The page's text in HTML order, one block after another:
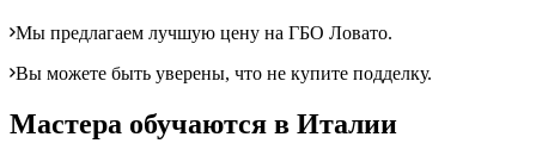
Мы предлагаем лучшую цену на ГБО Ловато.
Вы можете быть уверены, что не купите подделку.
Мастера обучаются в Италии